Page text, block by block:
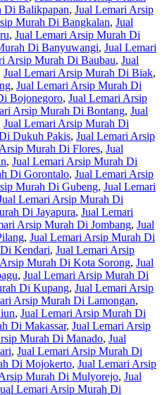
Di Balikpapan, Jual Lemari Arsip
Murah Di Bangkalan, Jual
, Jual Lemari Arsip Murah Di
Di Banyuwangi, Jual Lemari
Arsip Murah Di Baubau, Jual
Jual Lemari Arsip Murah Di Biak,
, Jual Lemari Arsip Murah Di
Bojonegoro, Jual Lemari Arsip
Arsip Murah Di Bontang, Jual
Jual Lemari Arsip Murah Di
Dukuh Pakis, Jual Lemari Arsip
Murah Di Flores, Jual
, Jual Lemari Arsip Murah Di
Di Gorontalo, Jual Lemari Arsip
Murah Di Gubeng, Jual Lemari
Lemari Arsip Murah Di
Di Jayapura, Jual Lemari
Arsip Murah Di Jombang, Jual
, Jual Lemari Arsip Murah Di
Kendari, Jual Lemari Arsip
Murah Di Kota Sorong, Jual
, Jual Lemari Arsip Murah Di
Di Kupang, Jual Lemari Arsip
Arsip Murah Di Lamongan,
, Jual Lemari Arsip Murah Di
Di Makassar, Jual Lemari Arsip
Murah Di Manado, Jual
, Jual Lemari Arsip Murah Di
Di Mojokerto, Jual Lemari Arsip
Murah Di Mulyorejo, Jual
Lemari Arsip Murah Di